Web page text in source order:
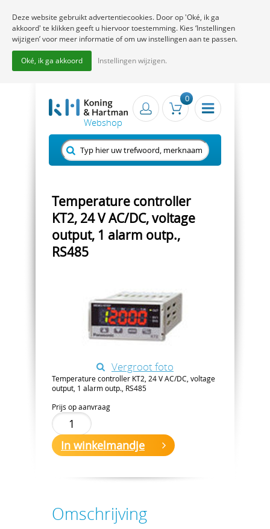
0
Temperature controller
KT2, 24 V AC/DC, voltage
output, 1 alarm outp.,
RS485
Vergroot foto
Temperature controller KT2, 24 V AC/DC, voltage
output, 1 alarm outp., RS485
Prijs op aanvraag
In winkelmandje
Omschrijving
Deze website gebruikt advertentiecookies. Door op 'Oké, ik ga
akkoord' te klikken geeft u hiervoor toestemming. Kies ‘Instellingen
wijzigen’ voor meer informatie of om uw instellingen aan te passen.
Oké, ik ga akkoord Instellingen wijzigen.